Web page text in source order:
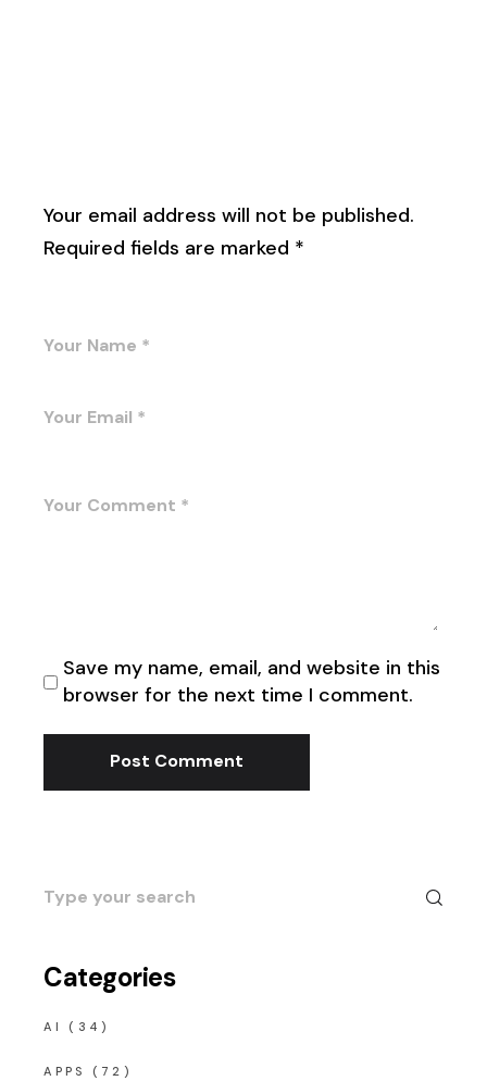
Your email address will not be published.
Required fields are marked *
Save my name, email, and website in this
browser for the next time I comment.
Post Comment
Search
for:
Categories
AI (34)
APPS (72)